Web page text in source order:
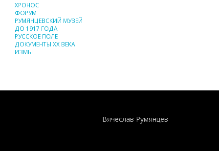
ХРОНОС
ФОРУМ
РУМЯНЦЕВСКИЙ МУЗЕЙ
ДО 1917 ГОДА
РУССКОЕ ПОЛЕ
ДОКУМЕНТЫ XX ВЕКА
ИЗМЫ
Вячеслав Румянцев